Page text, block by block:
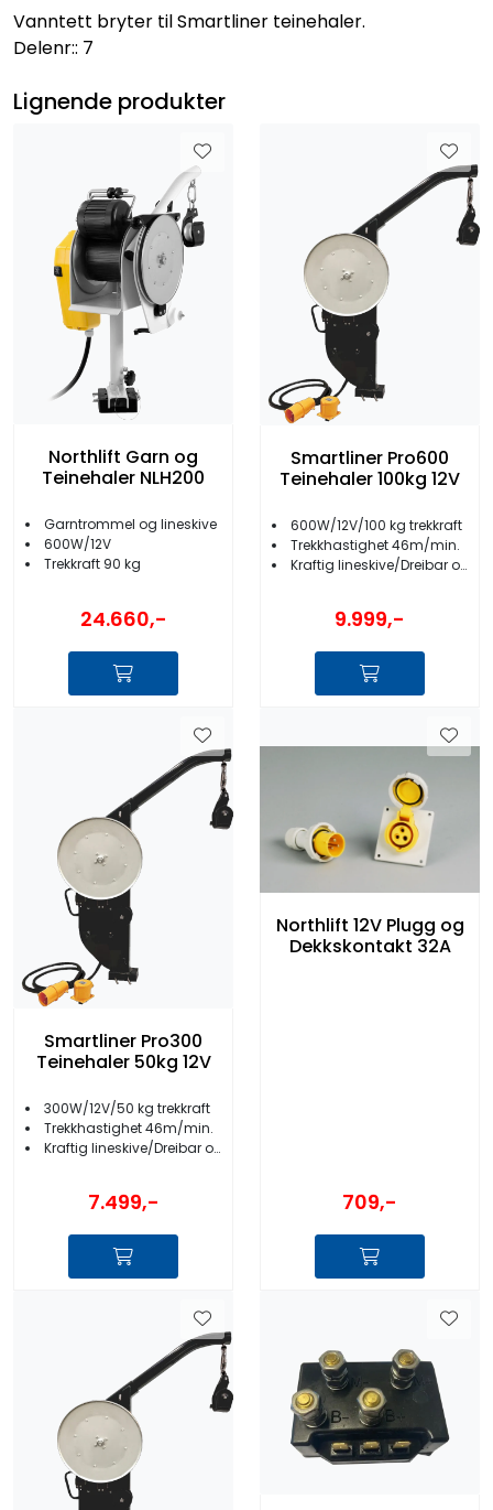
Vanntett bryter til Smartliner teinehaler.
Delenr:: 7
Lignende produkter
Northlift Garn og
Teinehaler NLH200
Garntrommel og lineskive
600W/12V
Trekkraft 90 kg
24.660,-
Smartliner Pro600
Teinehaler 100kg 12V
600W/12V/100 kg trekkraft
Trekkhastighet 46m/min.
Kraftig lineskive/Dreibar og låsbar fot
9.999,-
Smartliner Pro300
Teinehaler 50kg 12V
300W/12V/50 kg trekkraft
Trekkhastighet 46m/min.
Kraftig lineskive/Dreibar og låsbar fot
7.499,-
Northlift 12V Plugg og
Dekkskontakt 32A
709,-